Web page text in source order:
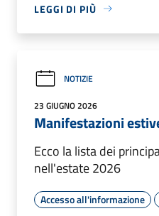
LEGGI DI PIÙ
NOTIZIE
23 GIUGNO 2026
Manifestazioni
Ecco la lista dei
nell'estate 2026
Accesso all'informazione